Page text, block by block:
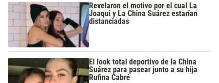
Revelaron el motivo por el cual La
Joaqui y La China Suárez estarían
distanciadas
El look total deportivo de la China
Suárez para pasear junto a su hija
Rufina Cabré